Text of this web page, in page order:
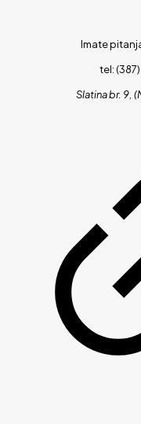
Imate
tel:
Slatina br. 9,